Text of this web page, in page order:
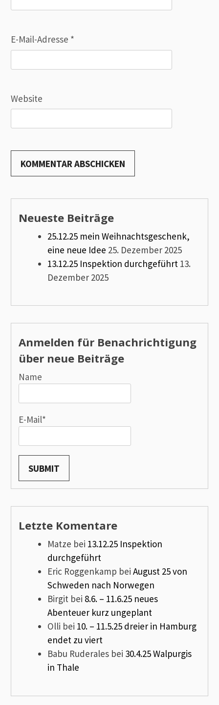
E-Mail-Adresse *
Website
Neueste Beiträge
25.12.25 mein Weihnachtsgeschenk,
eine neue Idee 25. Dezember 2025
13.12.25 Inspektion durchgeführt 13.
Dezember 2025
Anmelden für Benachrichtigung
über neue Beiträge
Name
E-Mail*
Letzte Komentare
Matze bei 13.12.25 Inspektion
durchgeführt
Eric Roggenkamp beiAugust 25 von
Schweden nach Norwegen
Birgit bei 8.6. – 11.6.25 neues
Abenteuer kurz ungeplant
Olli bei 10. – 11.5.25 dreier in Hamburg
endet zu viert
Babu Ruderales bei 30.4.25 Walpurgis
in Thale